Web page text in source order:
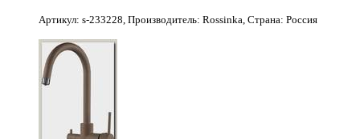
Артикул: s-233228, Производитель: Rossinka, Страна: Россия